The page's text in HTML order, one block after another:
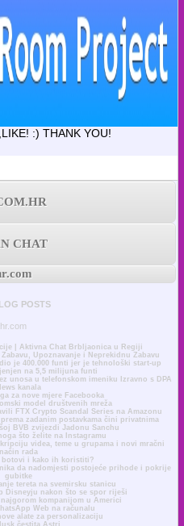
:) THANK YOU!
CHAT
POSTS
| Aktivna Chat Brbljaonica u Regiji
Zabavu, Upoznavanje i Neprekidnu Zabavu
je 400.000 funti jer je tehnološki start-up
na 5,5 milijuna funti
unosa u telefonskom imeniku Izravno s DPA
kanala
za nove mjere Facebooka
model društvenih mreža
FTX Crypto Scandal Series na Amazonu
zadanim postavkama čini privatnima
BVB zvijezdi Jadonu Sanchu
što želite na Instagramu
videa, teme u grupama i novi mračni
način rada
botovi i kako ih koristiti?
da nadomjesti postojeće prihode i pokrije
gubitke
tereta na svemirsku stanicu
Disneyju nakon što se spor riješi
kompanijom u Americi
Web na računalu
alate za personalizaciju
čestita Astri